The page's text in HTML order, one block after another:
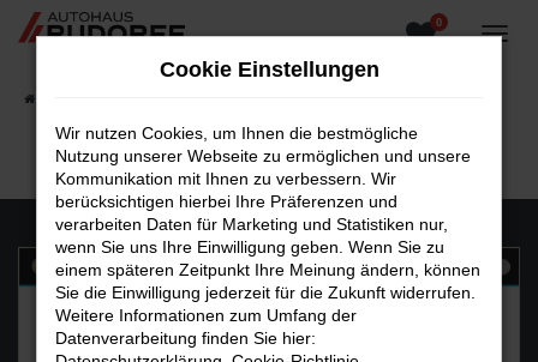
Zum
0
Cookie Einstellungen
Wir nutzen Cookies, um Ihnen die bestmögliche
Nutzung unserer Webseite zu ermöglichen und unsere
Kommunikation mit Ihnen zu verbessern. Wir
berücksichtigen hierbei Ihre Präferenzen und
verarbeiten Daten für Marketing und Statistiken nur,
wenn Sie uns Ihre Einwilligung geben. Wenn Sie zu
einem späteren Zeitpunkt Ihre Meinung ändern, können
Sie die Einwilligung jederzeit für die Zukunft widerrufen.
Weitere Informationen zum Umfang der
Datenverarbeitung finden Sie hier: